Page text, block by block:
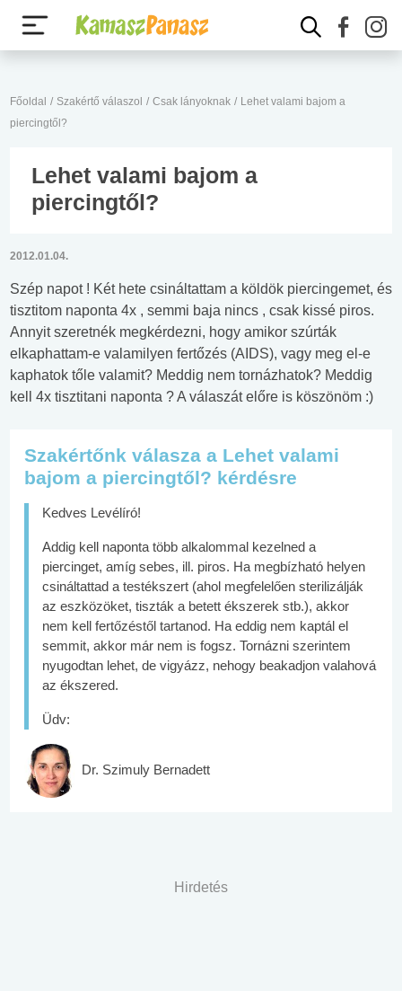
Főoldal / Szakértő válaszol / Csak lányoknak / Lehet valami bajom a
piercingtől?
Lehet valami bajom a
piercingtől?
2012.01.04.
Szép napot ! Két hete csináltattam a köldök piercingemet, és
tisztitom naponta 4x , semmi baja nincs , csak kissé piros.
Annyit szeretnék megkérdezni, hogy amikor szúrták
elkaphattam-e valamilyen fertőzés (AIDS), vagy meg el-e
kaphatok tőle valamit? Meddig nem tornázhatok? Meddig
kell 4x tisztitani naponta ? A válaszát előre is köszönöm :)
Szakértőnk válasza a Lehet valami
bajom a piercingtől? kérdésre
Kedves Levélíró!
Addig kell naponta több alkalommal kezelned a
piercinget, amíg sebes, ill. piros. Ha megbízható helyen
csináltattad a testékszert (ahol megfelelően sterilizálják
az eszközöket, tiszták a betett ékszerek stb.), akkor
nem kell fertőzéstől tartanod. Ha eddig nem kaptál el
semmit, akkor már nem is fogsz. Tornázni szerintem
nyugodtan lehet, de vigyázz, nehogy beakadjon valahová
az ékszered.
Üdv:
Dr. Szimuly Bernadett
Hirdetés